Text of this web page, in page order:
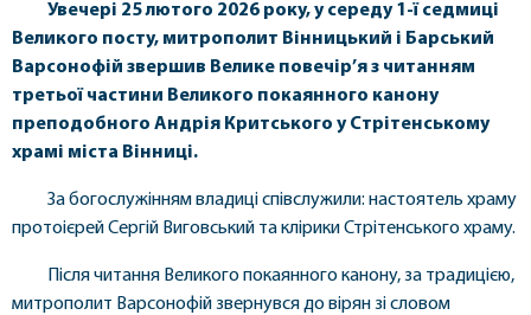
Увечері 25 лютого 2026 року, у середу 1-ї седмиці
Великого посту, митрополит Вінницький і Барський
Варсонофій звершив Велике повечір’я з читанням
третьої частини Великого покаянного канону
преподобного Андрія Критського у Стрітенському
храмі міста Вінниці.
За богослужінням владиці співслужили: настоятель храму
протоієрей Сергій Виговський та клірики Стрітенського храму.
Після читання Великого покаянного канону, за традицією,
митрополит Варсонофій звернувся до вірян зі словом